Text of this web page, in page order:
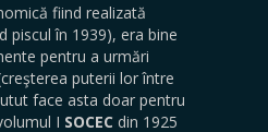
fiind realizată
piscul în 1939), era bine
pentru a urmări
puterii lor între
face asta doar pentru
I SOCEC din 1925